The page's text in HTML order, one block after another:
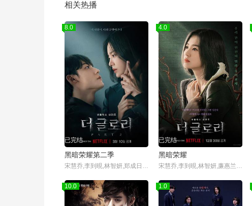
相关热播
8.0
已完结
黑暗荣耀第二季
4.0
已完结
黑暗荣耀
10.0 1.0